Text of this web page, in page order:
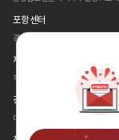
포항 센터
경상북도 포항시 남구 청암로 87
제주 센터
제주특별자치도 제주시 첨단로 330,
경산 센터
대구광경상북도 경산시 삼풍로 27,